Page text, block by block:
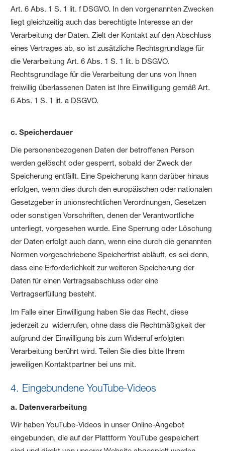
Art. 6 Abs. 1 S. 1 lit. f DSGVO. In den vorgenannten Zwecken
liegt gleichzeitig auch das berechtigte Interesse an der
Verarbeitung der Daten. Zielt der Kontakt auf den Abschluss
eines Vertrages ab, so ist zusätzliche Rechtsgrundlage für
die Verarbeitung Art. 6 Abs. 1 S. 1 lit. b DSGVO.
Rechtsgrundlage für die Verarbeitung der uns von Ihnen
freiwillig überlassenen Daten ist Ihre Einwilligung gemäß Art.
6 Abs. 1 S. 1 lit. a DSGVO.
c. Speicherdauer
Die personenbezogenen Daten der betroffenen Person
werden gelöscht oder gesperrt, sobald der Zweck der
Speicherung entfällt. Eine Speicherung kann darüber hinaus
erfolgen, wenn dies durch den europäischen oder nationalen
Gesetzgeber in unionsrechtlichen Verordnungen, Gesetzen
oder sonstigen Vorschriften, denen der Verantwortliche
unterliegt, vorgesehen wurde. Eine Sperrung oder Löschung
der Daten erfolgt auch dann, wenn eine durch die genannten
Normen vorgeschriebene Speicherfrist abläuft, es sei denn,
dass eine Erforderlichkeit zur weiteren Speicherung der
Daten für einen Vertragsabschluss oder eine
Vertragserfüllung besteht.
Im Falle einer Einwilligung haben Sie das Recht, diese
jederzeit zu widerrufen, ohne dass die Rechtmäßigkeit der
aufgrund der Einwilligung bis zum Widerruf erfolgten
Verarbeitung berührt wird. Teilen Sie dies bitte Ihrem
jeweiligen Kontaktpartner bei uns mit.
4. Eingebundene YouTube-Videos
a. Datenverarbeitung
Wir haben YouTube-Videos in unser Online-Angebot
eingebunden, die auf der Plattform YouTube gespeichert